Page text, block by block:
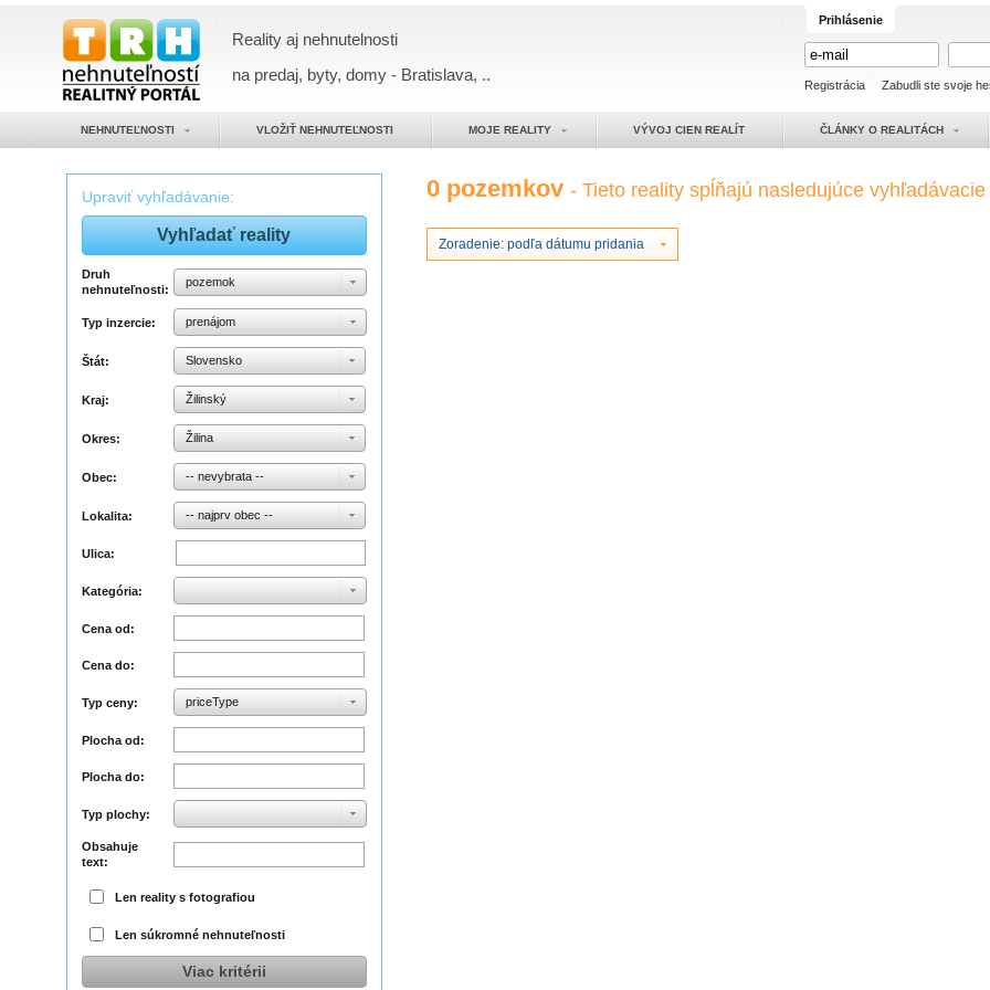
Reality aj nehnutelnosti
na predaj, byty, domy - Bratislava, ..
Prihlásenie
Registrácia Zabudli ste svoje
NEHNUTEĽNOSTI VLOŽIŤ NEHNUTEĽNOSTI MOJE REALITY VÝVOJ CIEN REALÍT ČLÁNKY O REALITÁCH
Upraviť vyhľadávanie:
Druh
nehnuteľnosti:
pozemok
Typ inzercie: prenájom
Štát: Slovensko
Kraj: Žilinský
Okres: Žilina
Obec: -- nevybrata --
Lokalita: -- najprv obec --
Ulica:
Kategória:
Cena od:
Cena do:
Typ ceny: priceType
Plocha od:
Plocha do:
Typ plochy:
Obsahuje
text:
Len reality s fotografiou
Len súkromné nehnuteľnosti
Viac kritérii
0 pozemkov- Tieto reality spĺňajú nasledujúce vyhľadávacie
Zoradenie: podľa dátumu pridania